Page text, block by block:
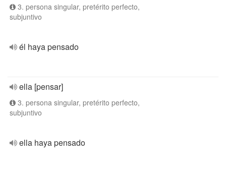
3. persona singular, pretérito perfecto,
subjuntivo
él haya pensado
ella [pensar]
3. persona singular, pretérito perfecto,
subjuntivo
ella haya pensado